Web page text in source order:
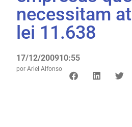
necessitam
lei 11.638
17/12/200910:55
por Ariel Alfonso